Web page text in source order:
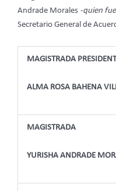
Andrade Morales -quien
Secretario General de
MAGISTRADA
ALMA ROSA BAHENA
MAGISTRADA
YURISHA ANDRADE